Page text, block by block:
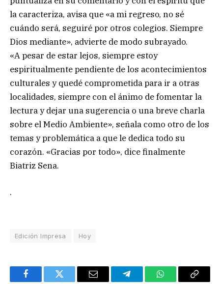
la caracteriza, avisa que «a mi regreso, no sé
cuándo será, seguiré por otros colegios. Siempre
Dios mediante», advierte de modo subrayado.
«A pesar de estar lejos, siempre estoy
espiritualmente pendiente de los acontecimientos
culturales y quedé comprometida para ir a otras
localidades, siempre con el ánimo de fomentar la
lectura y dejar una sugerencia o una breve charla
sobre el Medio Ambiente», señala como otro de los
temas y problemática a que le dedica todo su
corazón. «Gracias por todo», dice finalmente
Biatriz Sena.
.
Edición Impresa Hoy
FacebookTwitter Email TelegramWhatsAppCopy